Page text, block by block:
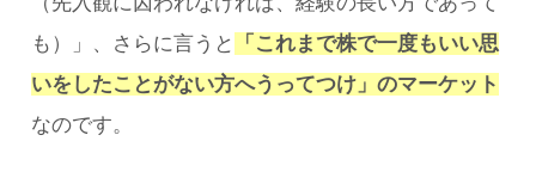
も）」、さらに言うと
「これまで株で一度もいい思
いをしたことがない方へうってつけ」のマーケット
なのです。